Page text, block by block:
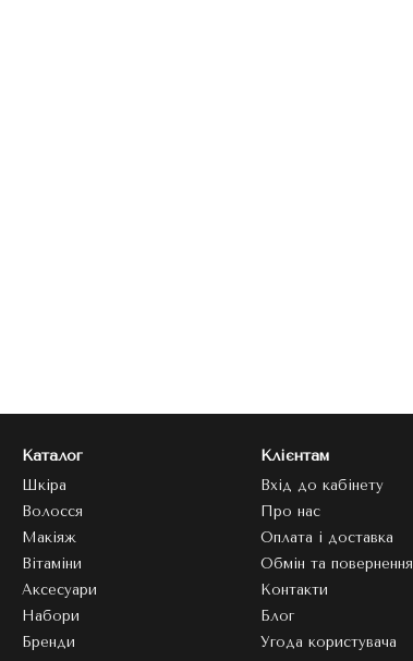
Каталог
Шкіра
Волосся
Макіяж
Вітаміни
Аксесуари
Набори
Бренди
Клієнтам
Вхід до кабінету
Про нас
Оплата і доставка
Обмін та повернення
Контакти
Блог
Угода користувача